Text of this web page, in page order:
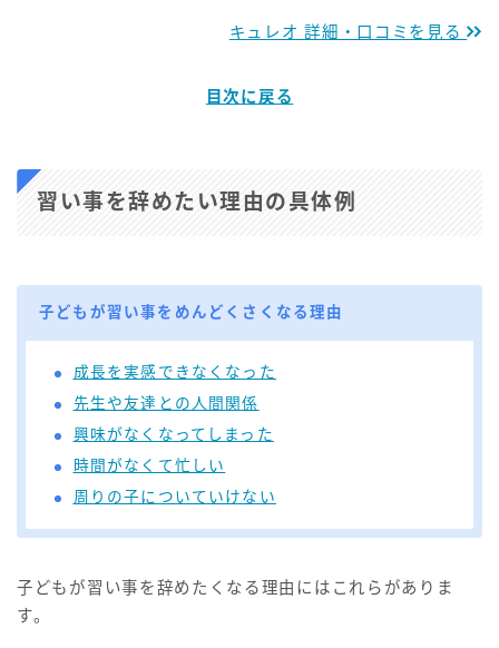
キュレオ 詳細・口コミを見る
目次に戻る
習い事を辞めたい理由の具体例
子どもが習い事をめんどくさくなる理由
成長を実感できなくなった
先生や友達との人間関係
興味がなくなってしまった
時間がなくて忙しい
周りの子についていけない
子どもが習い事を辞めたくなる理由にはこれらがありま
す。